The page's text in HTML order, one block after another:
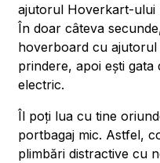
ajutorul Hoverkart-ului
În doar câteva
hoverboard cu ajutorul
prindere, apoi ești
electric.
Îl poți lua cu tine
portbagaj mic. Astfel,
plimbări distractive cu